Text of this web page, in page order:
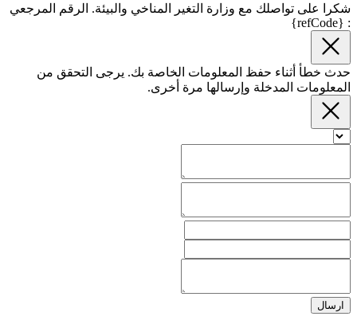
شكرا على تواصلك مع وزارة التغير المناخي والبيئة. الرقم المرجعي
: {refCode}
حدث خطأ أثناء حفظ المعلومات الخاصة بك. يرجى التحقق من
المعلومات المدخلة وإرسالها مرة أخرى.
ارسال